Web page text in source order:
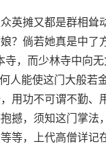
英摊又都是群相耸
？倘若她真是中了
寺，而少林寺中向
人能使这门大般若
用功不可谓不勤
撼，须知这门掌
等，上代高僧详